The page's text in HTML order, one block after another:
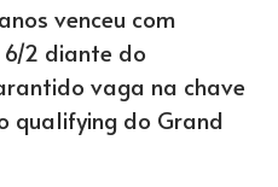
venceu com
6/2 diante do
vaga na chave
qualifying do Grand